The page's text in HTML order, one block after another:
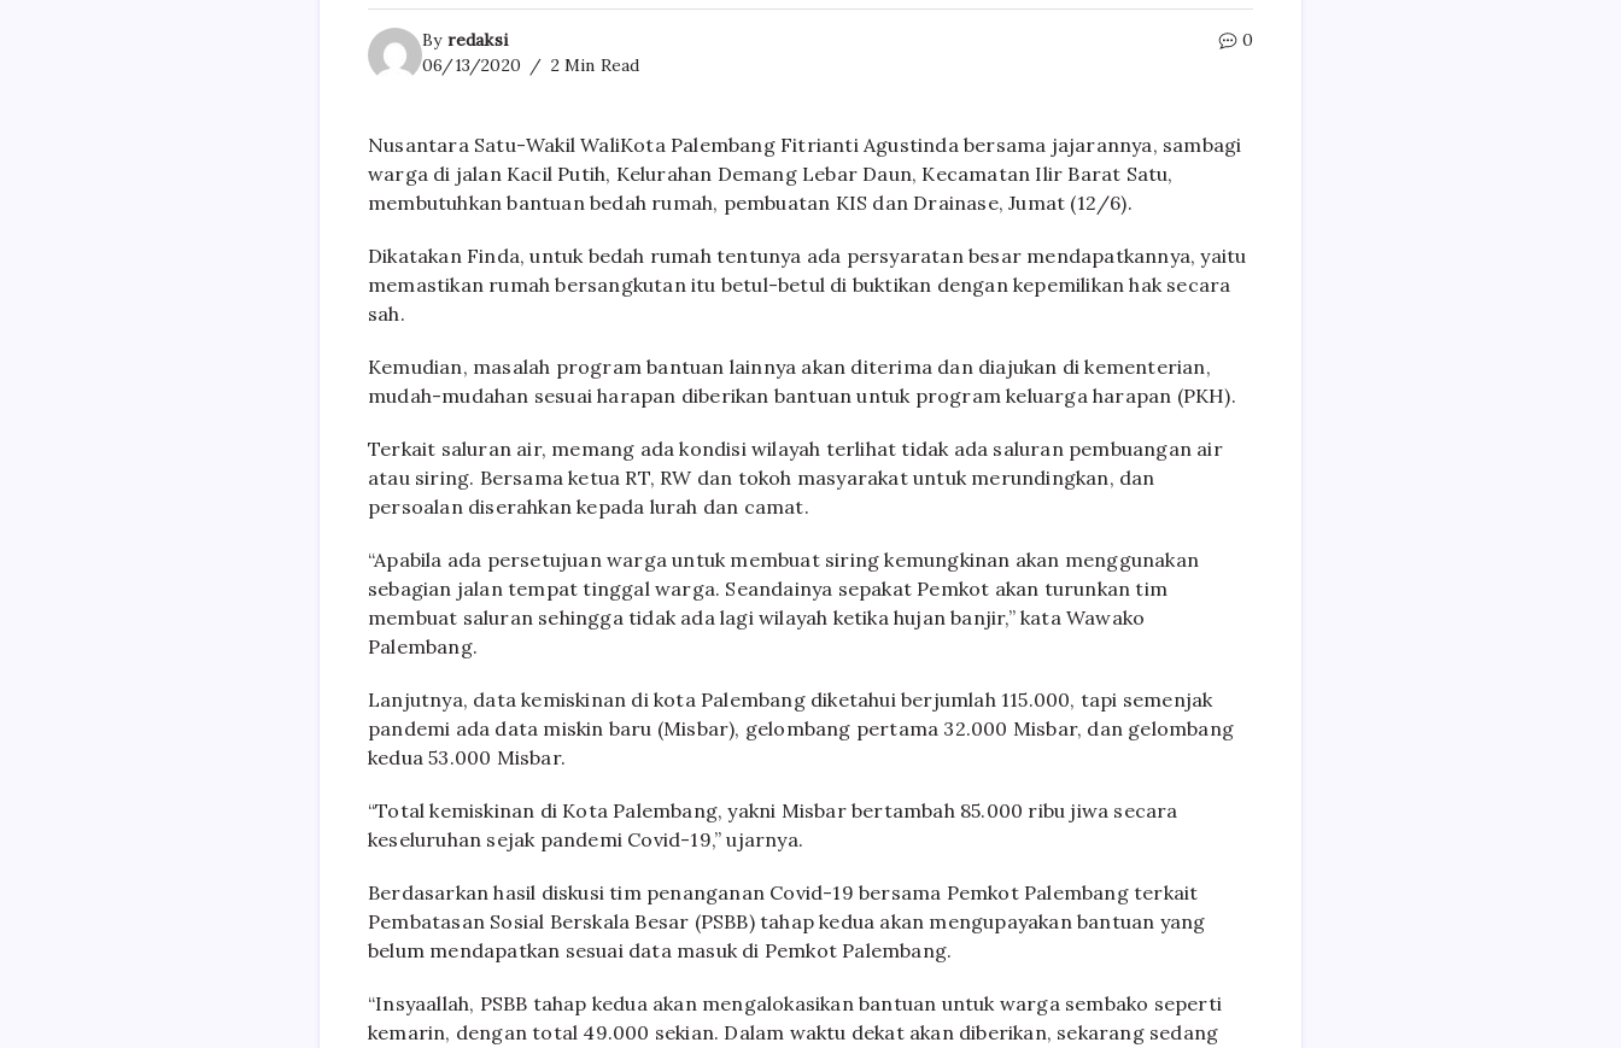
By redaksi
06/13/2020
2 Min Read
0
Nusantara Satu-Wakil WaliKota Palembang Fitrianti Agustinda bersama jajarannya, sambagi
warga di jalan Kacil Putih, Kelurahan Demang Lebar Daun, Kecamatan Ilir Barat Satu,
membutuhkan bantuan bedah rumah, pembuatan KIS dan Drainase, Jumat (12/6).
Dikatakan Finda, untuk bedah rumah tentunya ada persyaratan besar mendapatkannya, yaitu
memastikan rumah bersangkutan itu betul-betul di buktikan dengan kepemilikan hak secara
sah.
Kemudian, masalah program bantuan lainnya akan diterima dan diajukan di kementerian,
mudah-mudahan sesuai harapan diberikan bantuan untuk program keluarga harapan (PKH).
Terkait saluran air, memang ada kondisi wilayah terlihat tidak ada saluran pembuangan air
atau siring. Bersama ketua RT, RW dan tokoh masyarakat untuk merundingkan, dan
persoalan diserahkan kepada lurah dan camat.
“Apabila ada persetujuan warga untuk membuat siring kemungkinan akan menggunakan
sebagian jalan tempat tinggal warga. Seandainya sepakat Pemkot akan turunkan tim
membuat saluran sehingga tidak ada lagi wilayah ketika hujan banjir,” kata Wawako
Palembang.
Lanjutnya, data kemiskinan di kota Palembang diketahui berjumlah 115.000, tapi semenjak
pandemi ada data miskin baru (Misbar), gelombang pertama 32.000 Misbar, dan gelombang
kedua 53.000 Misbar.
“Total kemiskinan di Kota Palembang, yakni Misbar bertambah 85.000 ribu jiwa secara
keseluruhan sejak pandemi Covid-19,” ujarnya.
Berdasarkan hasil diskusi tim penanganan Covid-19 bersama Pemkot Palembang terkait
Pembatasan Sosial Berskala Besar (PSBB) tahap kedua akan mengupayakan bantuan yang
belum mendapatkan sesuai data masuk di Pemkot Palembang.
“Insyaallah, PSBB tahap kedua akan mengalokasikan bantuan untuk warga sembako seperti
kemarin, dengan total 49.000 sekian. Dalam waktu dekat akan diberikan, sekarang sedang